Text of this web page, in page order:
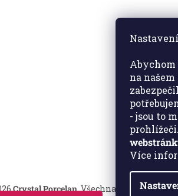
na
- jsou to
prohlížeči.
Více
Crystal Porcelan. Všechna práva